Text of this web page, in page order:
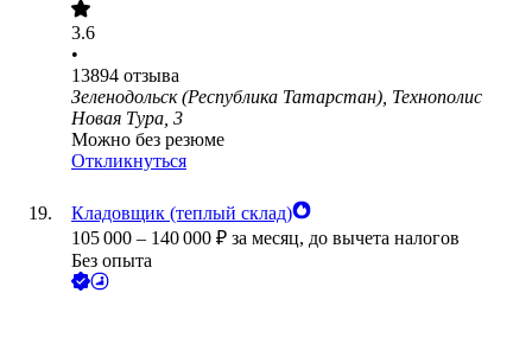
3.6
•
13894 отзыва
Зеленодольск (Республика Татарстан), Технополис
Новая Тура, 3
Можно без резюме
Откликнуться
Кладовщик (теплый склад)
105 000 – 140 000 ₽ за месяц, до вычета налогов
Без опыта